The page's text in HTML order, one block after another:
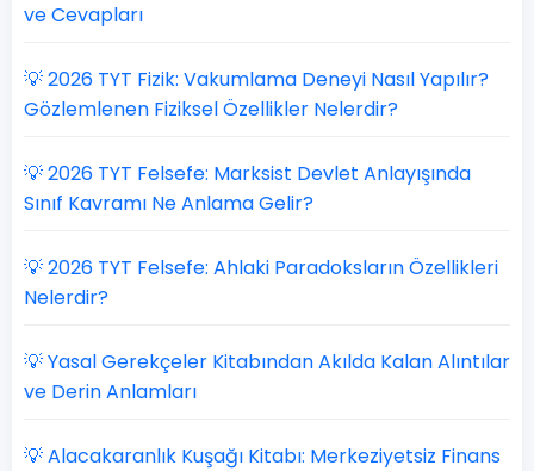
ve Cevapları
💡 2026 TYT Fizik: Vakumlama Deneyi Nasıl Yapılır?
Gözlemlenen Fiziksel Özellikler Nelerdir?
💡 2026 TYT Felsefe: Marksist Devlet Anlayışında
Sınıf Kavramı Ne Anlama Gelir?
💡 2026 TYT Felsefe: Ahlaki Paradoksların Özellikleri
Nelerdir?
💡 Yasal Gerekçeler Kitabından Akılda Kalan Alıntılar
ve Derin Anlamları
💡 Alacakaranlık Kuşağı Kitabı: Merkeziyetsiz Finans